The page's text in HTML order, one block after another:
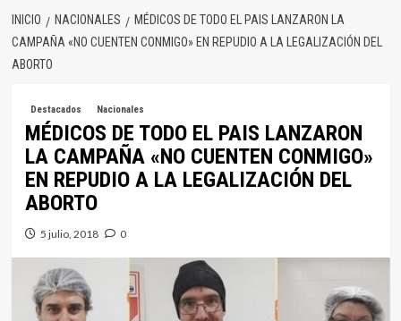
INICIO NACIONALES
MÉDICOS DE TODO EL PAIS LANZARON LA
CAMPAÑA «NO CUENTEN CONMIGO» EN REPUDIO A LA LEGALIZACIÓN DEL
ABORTO
Destacados Nacionales
MÉDICOS DE TODO EL PAIS LANZARON
LA CAMPAÑA «NO CUENTEN CONMIGO»
EN REPUDIO A LA LEGALIZACIÓN DEL
ABORTO
5 julio, 2018 0